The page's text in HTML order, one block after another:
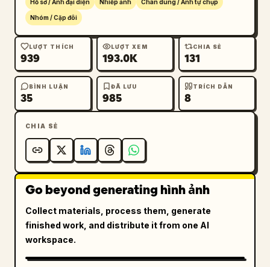
Hồ sơ / Ảnh đại diện Nhiếp ảnh Chân dung / Ảnh tự chụp
Nhóm / Cặp đôi
LƯỢT THÍCH
939
LƯỢT XEM
193.0K
CHIA SẺ
131
BÌNH LUẬN
35
ĐÃ LƯU
985
TRÍCH DẪN
8
CHIA SẺ
Go beyond generating hình ảnh
Collect materials, process them, generate
finished work, and distribute it from one AI
workspace.